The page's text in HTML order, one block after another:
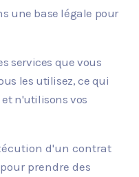
une base légale pour
services que vous
les utilisez, ce qui
n'utilisons vos
d'un contrat
prendre des